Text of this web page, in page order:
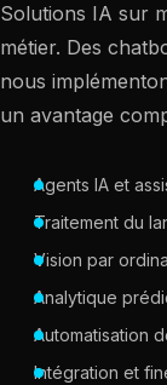
Solutions IA sur
métier. Des
nous
un avantage
Agents IA et
Traitement du
Vision par
Analytique
Automatisation
Intégration et